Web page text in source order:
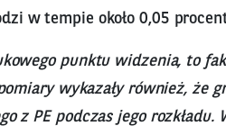
w tempie około 0,05
punktu widzenia, to
wykazały również, że
z PE podczas jego rozkładu.